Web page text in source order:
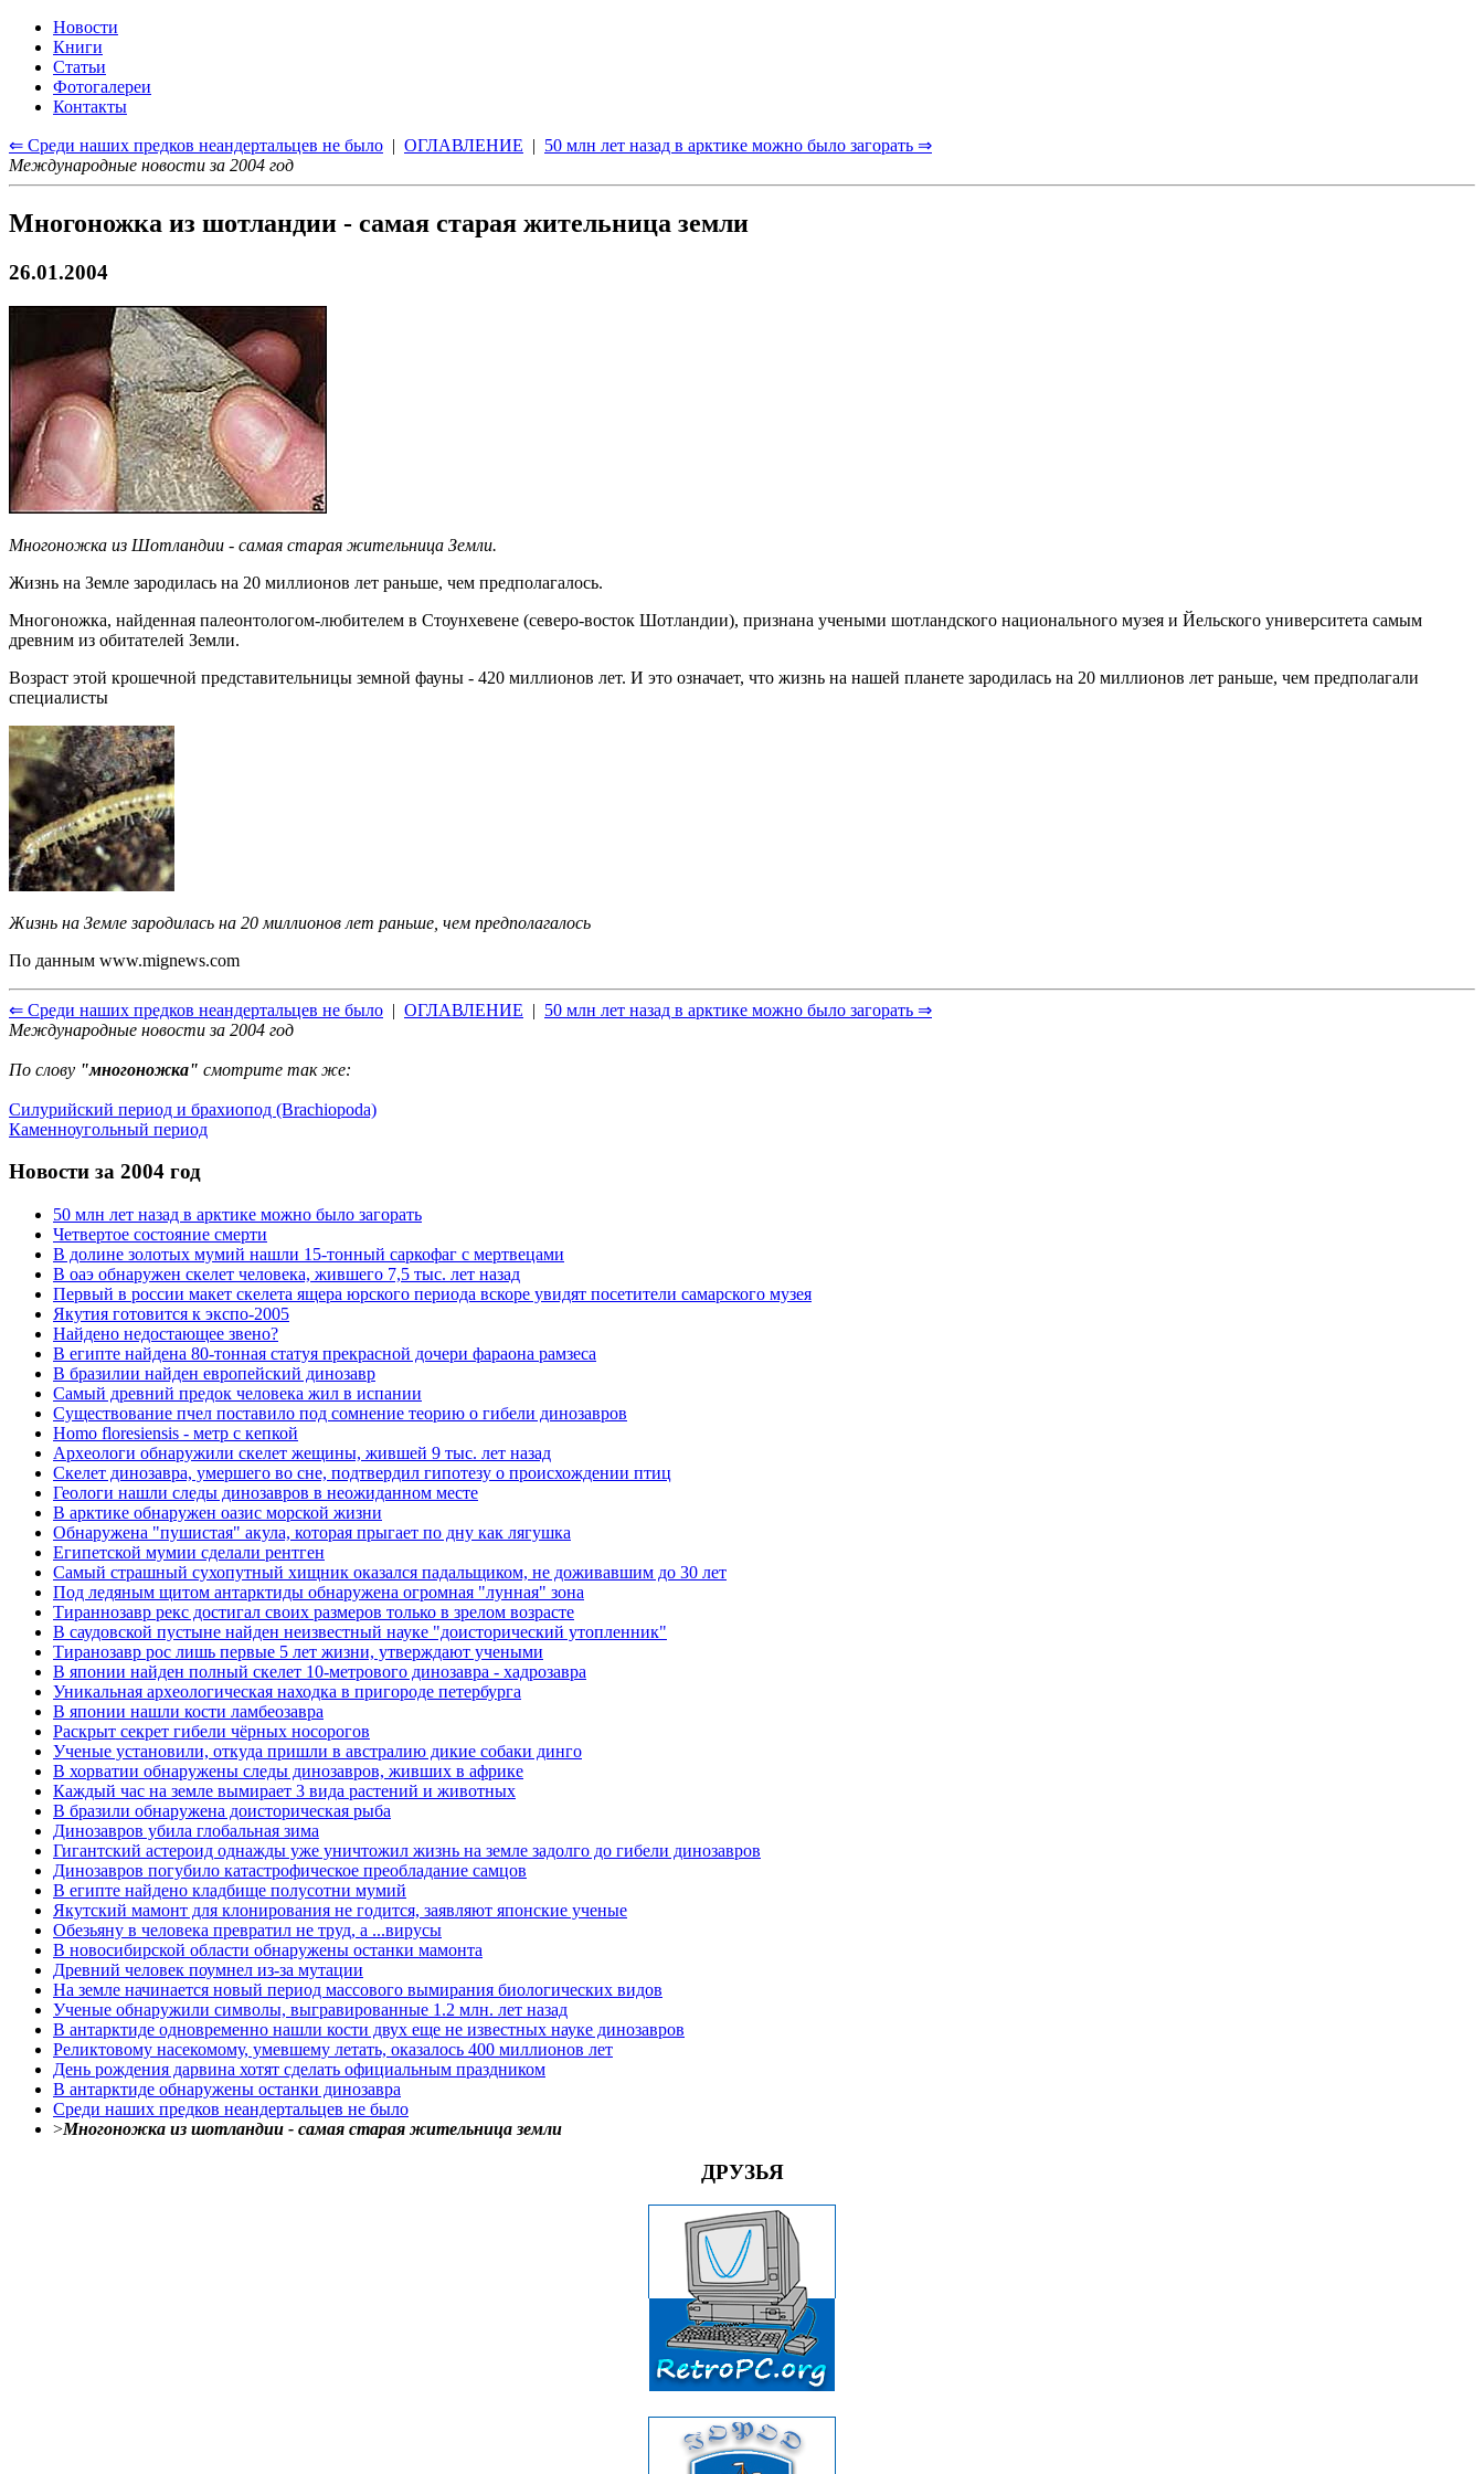
Новости
Книги
Статьи
Фотогалереи
Контакты
⇐ Среди наших предков неандертальцев не было | ОГЛАВЛЕНИЕ | 50 млн лет назад в арктике можно было загорать ⇒
Международные новости за 2004 год
Многоножка из шотландии - самая старая жительница земли
26.01.2004
Многоножка из Шотландии - самая старая жительница Земли.
Жизнь на Земле зародилась на 20 миллионов лет раньше, чем предполагалось.
Многоножка, найденная палеонтологом-любителем в Стоунхевене (северо-восток Шотландии), признана учеными шотландского национального музея и Йельского университета самым
древним из обитателей Земли.
Возраст этой крошечной представительницы земной фауны - 420 миллионов лет. И это означает, что жизнь на нашей планете зародилась на 20 миллионов лет раньше, чем предполагали
специалисты
Жизнь на Земле зародилась на 20 миллионов лет раньше, чем предполагалось
По данным www.mignews.com
⇐ Среди наших предков неандертальцев не было | ОГЛАВЛЕНИЕ | 50 млн лет назад в арктике можно было загорать ⇒
Международные новости за 2004 год
По слову "многоножка" смотрите так же:
Силурийский период и брахиопод (Brachiopoda)
Каменноугольный период
Новости за 2004 год
50 млн лет назад в арктике можно было загорать
Четвертое состояние смерти
В долине золотых мумий нашли 15-тонный саркофаг с мертвецами
В оаэ обнаружен скелет человека, жившего 7,5 тыс. лет назад
Первый в россии макет скелета ящера юрского периода вскоре увидят посетители самарского музея
Якутия готовится к экспо-2005
Найдено недостающее звено?
В египте найдена 80-тонная статуя прекрасной дочери фараона рамзеса
В бразилии найден европейский динозавр
Самый древний предок человека жил в испании
Существование пчел поставило под сомнение теорию о гибели динозавров
Homo floresiensis - метр с кепкой
Археологи обнаружили скелет жещины, жившей 9 тыс. лет назад
Скелет динозавра, умершего во сне, подтвердил гипотезу о происхождении птиц
Геологи нашли следы динозавров в неожиданном месте
В арктике обнаружен оазис морской жизни
Обнаружена "пушистая" акула, которая прыгает по дну как лягушка
Египетской мумии сделали рентген
Самый страшный сухопутный хищник оказался падальщиком, не доживавшим до 30 лет
Под ледяным щитом антарктиды обнаружена огромная "лунная" зона
Тираннозавр рекс достигал своих размеров только в зрелом возрасте
В саудовской пустыне найден неизвестный науке "доисторический утопленник"
Тиранозавр рос лишь первые 5 лет жизни, утверждают учеными
В японии найден полный скелет 10-метрового динозавра - хадрозавра
Уникальная археологическая находка в пригороде петербурга
В японии нашли кости ламбеозавра
Раскрыт секрет гибели чёрных носорогов
Ученые установили, откуда пришли в австралию дикие собаки динго
В хорватии обнаружены следы динозавров, живших в африке
Каждый час на земле вымирает 3 вида растений и животных
В бразили обнаружена доисторическая рыба
Динозавров убила глобальная зима
Гигантский астероид однажды уже уничтожил жизнь на земле задолго до гибели динозавров
Динозавров погубило катастрофическое преобладание самцов
В египте найдено кладбище полусотни мумий
Якутский мамонт для клонирования не годится, заявляют японские ученые
Обезьяну в человека превратил не труд, а ...вирусы
В новосибирской области обнаружены останки мамонта
Древний человек поумнел из-за мутации
На земле начинается новый период массового вымирания биологических видов
Ученые обнаружили символы, выгравированные 1.2 млн. лет назад
В антарктиде одновременно нашли кости двух еще не известных науке динозавров
Реликтовому насекомому, умевшему летать, оказалось 400 миллионов лет
День рождения дарвина хотят сделать официальным праздником
В антарктиде обнаружены останки динозавра
Среди наших предков неандертальцев не было
>Многоножка из шотландии - самая старая жительница земли
ДРУЗЬЯ